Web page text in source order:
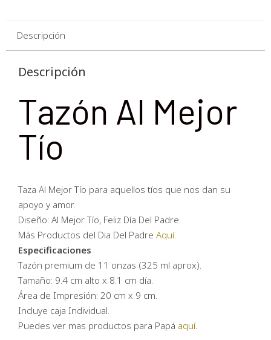
Descripción
Descripción
Tazón Al Mejor
Tío
Taza Al Mejor Tío para aquellos tíos que nos dan su
apoyo y amor.
Diseño: Al Mejor Tío, Feliz Día Del Padre.
Más Productos del Dia Del Padre Aquí.
Especificaciones
Tazón premium de 11 onzas (325 ml aprox).
Tamaño: 9.4 cm alto x 8.1 cm día.
Área de Impresión: 20 cm x 9 cm.
Incluye caja Individual.
Puedes ver mas productos para Papá aquí.